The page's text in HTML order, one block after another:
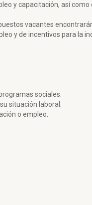
y capacitación, así
vacantes
y de incentivos para la
sociales.
situación laboral.
o empleo.